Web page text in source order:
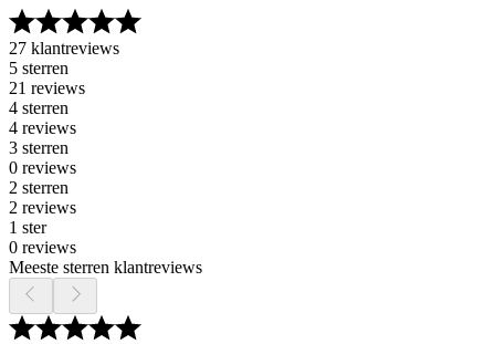
27 klantreviews
5 sterren
21 reviews
4 sterren
4 reviews
3 sterren
0 reviews
2 sterren
2 reviews
1 ster
0 reviews
Meeste sterren klantreviews